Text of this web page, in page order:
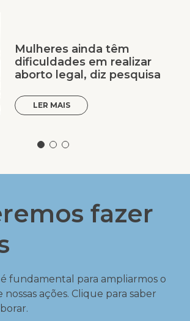
Mulheres ainda têm
dificuldades em realizar
aborto legal, diz pesquisa
LER MAIS
fazer
fundamental para ampliarmos o
nossas ações. Clique para saber